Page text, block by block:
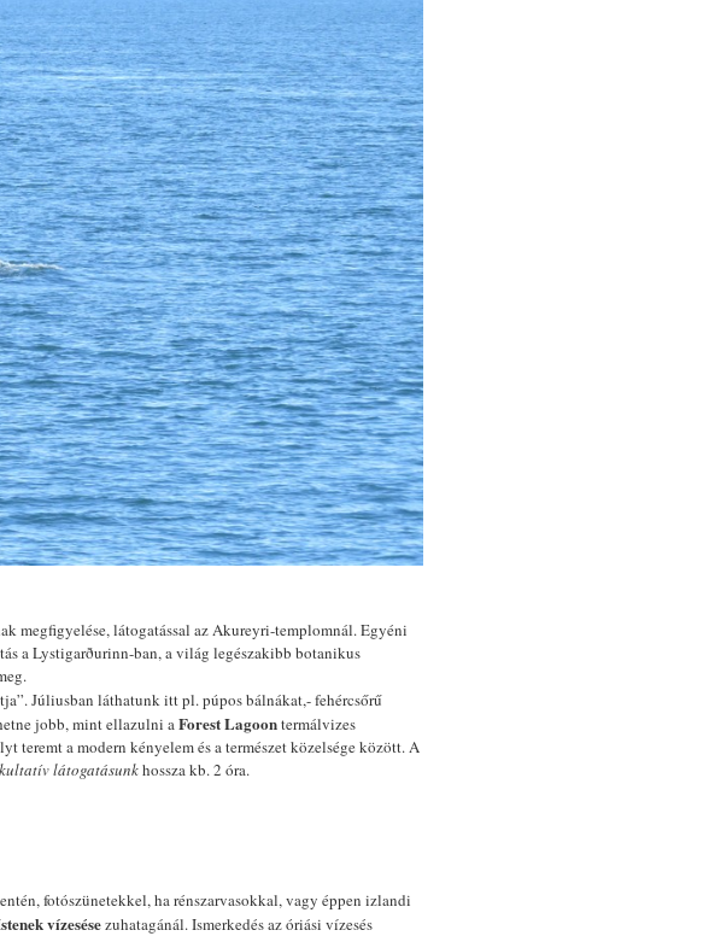
megfigyelése, látogatással az Akureyri-templomnál. Egyéni
a Lystigarðurinn-ban, a világ legészakibb botanikus
Júliusban láthatunk itt pl. púpos bálnákat,- fehércsőrű
jobb, mint ellazulni aForest Lagoontermálvizes
teremt a modern kényelem és a természet közelsége között. A
látogatásunkhossza kb. 2 óra.
fotószünetekkel, ha rénszarvasokkal, vagy éppen izlandi
vízesésezuhatagánál. Ismerkedés az óriási vízesés